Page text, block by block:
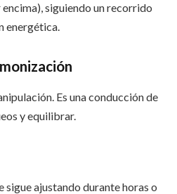
siguiendo un recorrido
energética.
Es una conducción de
y equilibrar.
sigue ajustando durante horas o